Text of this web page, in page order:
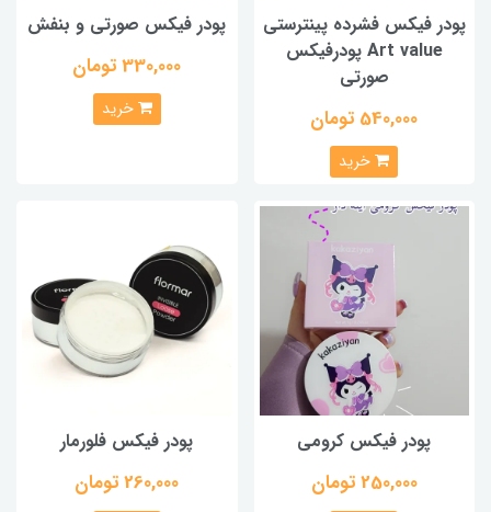
پودر فیکس فشرده پینترستی
Art value پودرفیکس
صورتی
540,000 تومان
خرید
پودر فیکس صورتی و بنفش
330,000 تومان
خرید
پودر فیکس کرومی
250,000 تومان
پودر فیکس فلورمار
260,000 تومان